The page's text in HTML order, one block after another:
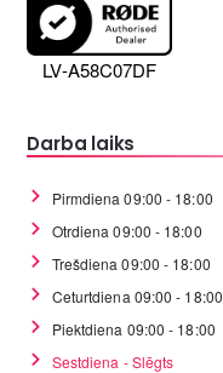
LV-A58C07DF
Darba laiks
Pirmdiena 09:00 - 18:00
Otrdiena 09:00 - 18:00
Trešdiena 09:00 - 18:00
Ceturtdiena 09:00 - 18:00
Piektdiena 09:00 - 18:00
Sestdiena - Slēgts